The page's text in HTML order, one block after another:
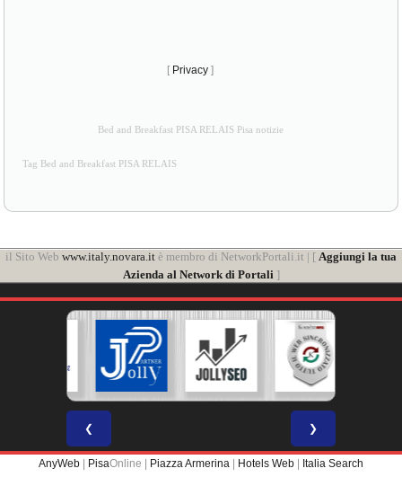
[ Privacy ]
Bed and Breakfast PISA RELAIS Pisa notizie
Tag Bed and Breakfast PISA RELAIS
il Sito Web www.italy.novara.it è membro di NetworkPortali.it | [ Aggiungi la tua
Azienda al Network di Portali ]
❮ ❯
AnyWeb | PisaOnline | Piazza Armerina | Hotels Web | Italia Search